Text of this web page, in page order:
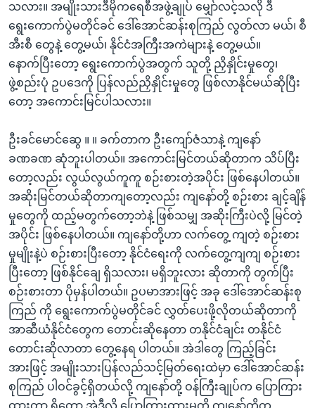
သလား။ အမျိုးသားဒီမိုကရေစီအဖွဲ့ချုပ် မျှော်လင့်သလို ဒီ
ရွေးကောက်ပွဲမတိုင်ခင် ဒေါ်အောင်ဆန်းစုကြည် လွတ်လာ မယ်၊ စီ
အီးစီ တွေနဲ့ တွေ့မယ်၊ နိုင်ငံအကြီးအကဲများနဲ့ တွေ့မယ်။
နောက်ပြီးတော့ ရွေးကောက်ပွဲအတွက် သူတို့ ညှိနှိုင်းမှုတွေ၊
ဖွဲ့စည်းပုံ ဥပဒေကို ပြန်လည်ညှိနှိုင်းမှုတွေ ဖြစ်လာနိုင်မယ်ဆိုပြီး
တော့ အကောင်းမြင်ပါသလား။
ဦးခင်မောင်ဆွေ ။ ။ ခက်တာက ဦးကျော်ဇံသာနဲ့ ကျနော်
ခဏခဏ ဆုံဘူးပါတယ်။ အကောင်းမြင်တယ်ဆိုတာက သိပ်ပြီး
တော့လည်း လွယ်လွယ်ကူကူ စဉ်းစားတဲ့အပိုင်း ဖြစ်နေပါတယ်။
အဆိုးမြင်တယ်ဆိုတာကျတော့လည်း ကျနော်တို့ စဉ်းစား ချင့်ချိန်
မှုတွေကို ထည့်မတွက်တော့ဘဲနဲ့ ဖြစ်သမျှ အဆိုးကြီးပဲလို့ မြင်တဲ့
အပိုင်း ဖြစ်နေပါတယ်။ ကျနော်တို့ဟာ လက်တွေ့ ကျတဲ့ စဉ်းစား
မှုမျိုးနဲ့ပဲ စဉ်းစားပြီးတော့ နိုင်ငံရေးကို လက်တွေ့ကျကျ စဉ်းစား
ပြီးတော့ ဖြစ်နိုင်ချေ ရှိသလား၊ မရှိဘူးလား ဆိုတာကို တွက်ပြီး
စဉ်းစားတာ ပိုမှန်ပါတယ်။ ဥပမာအားဖြင့် အခု ဒေါ်အောင်ဆန်းစု
ကြည် ကို ရွေးကောက်ပွဲမတိုင်ခင် လွှတ်ပေးဖို့လိုတယ်ဆိုတာကို
အာဆီယံနိုင်ငံတွေက တောင်းဆိုနေတာ တနိုင်ငံချင်း တနိုင်ငံ
တောင်းဆိုလာတာ တွေ့နေရ ပါတယ်။ အဲဒါတွေ ကြည့်ခြင်း
အားဖြင့် အမျိုးသားပြန်လည်သင့်မြတ်ရေးထဲမှာ ဒေါ်အောင်ဆန်း
စုကြည် ပါဝင်ခွင့်ရှိတယ်လို့ ကျနော်တို့ ဝန်ကြီးချုပ်က ပြောကြား
ထားတာ ရှိတော့ အဲဒီလို ပြောကြားထားမှုကို ကျနော်တို့က